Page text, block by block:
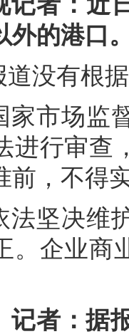
外的港口
没有根
家市场监
进行审查
前，不得
法坚决维
。企业商
记者：据